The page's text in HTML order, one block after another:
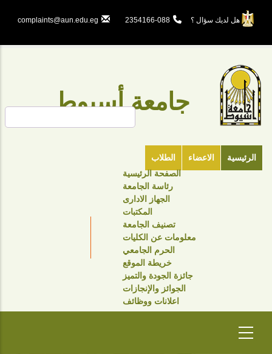
الرئيسي
هل لديك سؤال ؟ 088-2354166
complaints@aun.edu.eg
جامعة أسيوط
الرئيسية الاعضاء الطلاب
بحث
NAVIGATION
الصفحة الرئيسية
رئاسة الجامعة
الجهاز الادارى
المكتبات
تصنيف الجامعة
معلومات عن الكليات
الحرم الجامعي
خريطة الموقع
جائزة الجودة والتميز
الجوائز والإنجازات
اعلانات ووظائف